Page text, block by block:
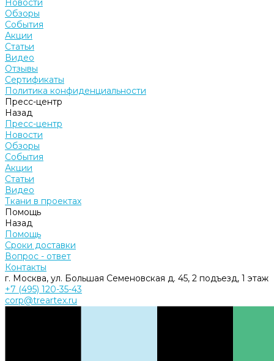
Новости
Обзоры
События
Акции
Статьи
Видео
Отзывы
Сертификаты
Политика конфиденциальности
Пресс-центр
Назад
Пресс-центр
Новости
Обзоры
События
Акции
Статьи
Видео
Ткани в проектах
Помощь
Назад
Помощь
Сроки доставки
Вопрос - ответ
Контакты
г. Москва, ул. Большая Семеновская д. 45, 2 подъезд, 1 этаж
+7 (495) 120-35-43
corp@treartex.ru